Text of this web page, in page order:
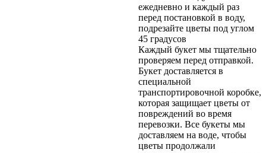
ежедневно и каждый раз
перед постановкой в воду,
подрезайте цветы под углом
45 градусов
Каждый букет мы тщательно
проверяем перед отправкой.
Букет доставляется в
специальной
транспортировочной коробке,
которая защищает цветы от
повреждений во время
перевозки. Все букеты мы
доставляем на воде, чтобы
цветы продолжали